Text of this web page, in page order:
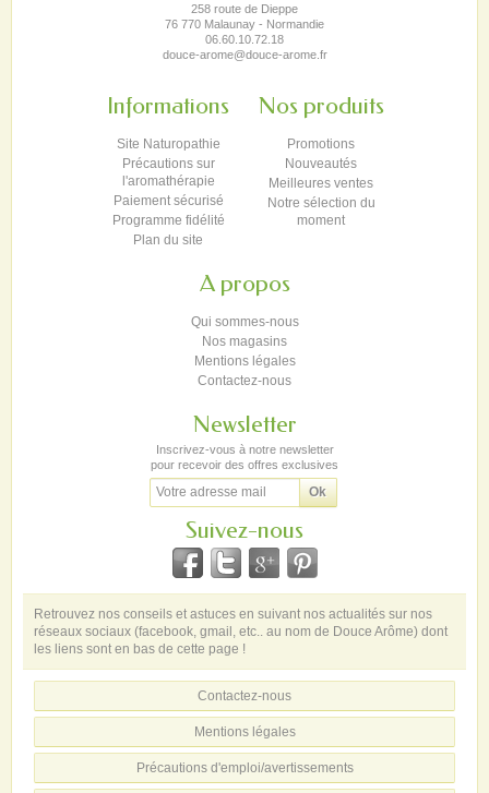
258 route de Dieppe
76 770 Malaunay - Normandie
06.60.10.72.18
douce-arome@douce-arome.fr
Informations
Site Naturopathie
Précautions sur
l'aromathérapie
Paiement sécurisé
Programme fidélité
Plan du site
Nos produits
Promotions
Nouveautés
Meilleures ventes
Notre sélection du
moment
A propos
Qui sommes-nous
Nos magasins
Mentions légales
Contactez-nous
Newsletter
Inscrivez-vous à notre newsletter
pour recevoir des offres exclusives
Suivez-nous
Retrouvez nos conseils et astuces en suivant nos actualités sur nos
réseaux sociaux (facebook, gmail, etc.. au nom de Douce Arôme) dont
les liens sont en bas de cette page !
Contactez-nous
Mentions légales
Précautions d'emploi/avertissements